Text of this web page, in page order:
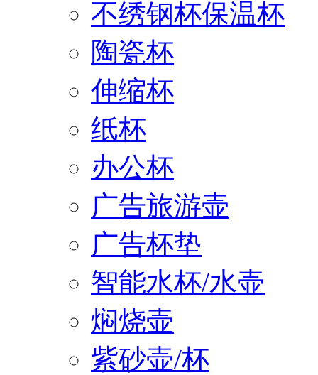
不绣钢杯保温杯
陶瓷杯
伸缩杯
纸杯
办公杯
广告旅游壶
广告杯垫
智能水杯/水壶
焖烧壶
紫砂壶/杯